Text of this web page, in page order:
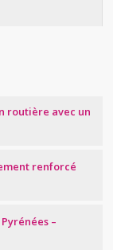
routière avec un
renforcé
–